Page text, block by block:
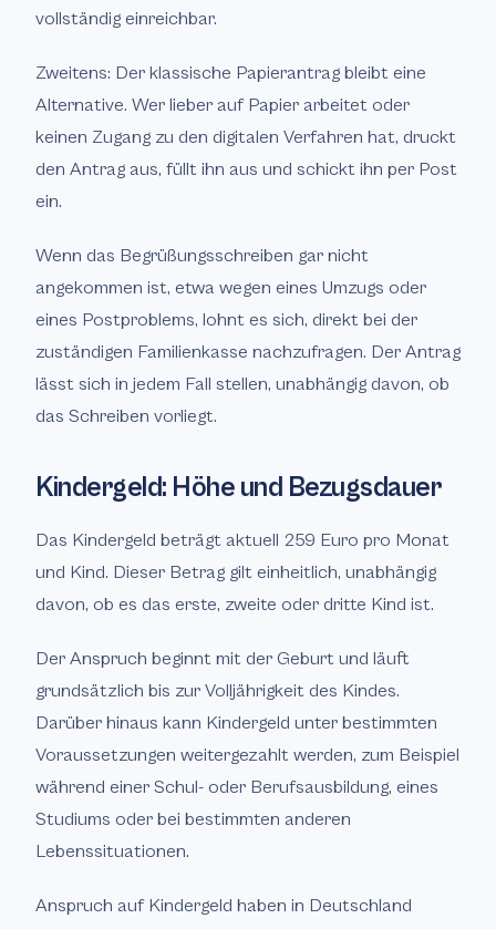
vollständig einreichbar.
Zweitens: Der klassische Papierantrag bleibt eine
Alternative. Wer lieber auf Papier arbeitet oder
keinen Zugang zu den digitalen Verfahren hat, druckt
den Antrag aus, füllt ihn aus und schickt ihn per Post
ein.
Wenn das Begrüßungsschreiben gar nicht
angekommen ist, etwa wegen eines Umzugs oder
eines Postproblems, lohnt es sich, direkt bei der
zuständigen Familienkasse nachzufragen. Der Antrag
lässt sich in jedem Fall stellen, unabhängig davon, ob
das Schreiben vorliegt.
Kindergeld: Höhe und Bezugsdauer
Das Kindergeld beträgt aktuell 259 Euro pro Monat
und Kind. Dieser Betrag gilt einheitlich, unabhängig
davon, ob es das erste, zweite oder dritte Kind ist.
Der Anspruch beginnt mit der Geburt und läuft
grundsätzlich bis zur Volljährigkeit des Kindes.
Darüber hinaus kann Kindergeld unter bestimmten
Voraussetzungen weitergezahlt werden, zum Beispiel
während einer Schul- oder Berufsausbildung, eines
Studiums oder bei bestimmten anderen
Lebenssituationen.
Anspruch auf Kindergeld haben in Deutschland